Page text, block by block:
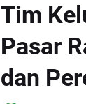
Tim
Pasar
dan